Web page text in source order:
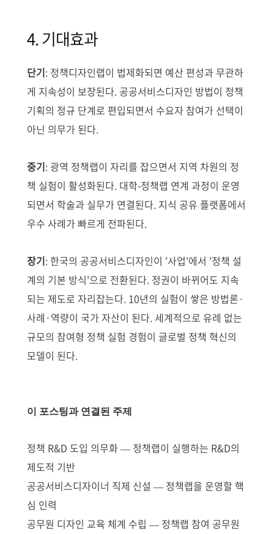
4. 기대효과
단기: 정책디자인랩이 법제화되면 예산 편성과 무관하
게 지속성이 보장된다. 공공서비스디자인 방법이 정책
기획의 정규 단계로 편입되면서 수요자 참여가 선택이
아닌 의무가 된다.
중기: 광역 정책랩이 자리를 잡으면서 지역 차원의 정
책 실험이 활성화된다. 대학-정책랩 연계 과정이 운영
되면서 학술과 실무가 연결된다. 지식 공유 플랫폼에서
우수 사례가 빠르게 전파된다.
장기: 한국의 공공서비스디자인이 '사업'에서 '정책 설
계의 기본 방식'으로 전환된다. 정권이 바뀌어도 지속
되는 제도로 자리잡는다. 10년의 실험이 쌓은 방법론·
사례·역량이 국가 자산이 된다. 세계적으로 유례 없는
규모의 참여형 정책 실험 경험이 글로벌 정책 혁신의
모델이 된다.
이 포스팅과 연결된 주제
정책 R&D 도입 의무화 — 정책랩이 실행하는 R&D의
제도적 기반
공공서비스디자이너 직제 신설 — 정책랩을 운영할 핵
심 인력
공무원 디자인 교육 체계 수립 — 정책랩 참여 공무원